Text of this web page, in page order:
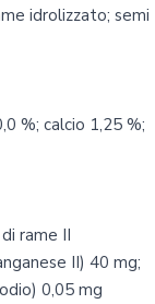
idrolizzato; semi
%; calcio 1,25 %;
rame II
II) 40 mg;
0,05 mg